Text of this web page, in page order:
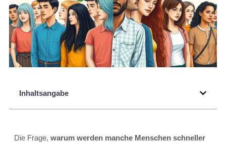
Inhaltsangabe
Die Frage, warum werden manche Menschen schneller